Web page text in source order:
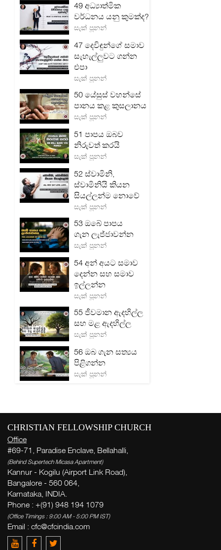
49 අධ්‍යාත්මික
වර්ධනය යනු කුමක්ද?
සැක් පූනන්
47 දෙවිඳුන්ගේ සමාව
සැහැල්ලුවට ගන්න
එපා
සැක් පූනන්
50 යේසුස් වහන්සේ
පානය කළ කුසලානය
සැක් පූනන්
51 පාපය ඔබව
නිරුවත් කරයි
සැක් පූනන්
52 ස්වාමිනි,
ස්වාමිනියි කියන
සියල්ලන්ම නොවේ
සැක් පූනන්
53 ඔබේ පාපය
ගැන ලැජ්ජාවන්න
සැක් පූනන්
54 අන් අයට සමාව
දෙන්න සහ සමාව
ඉල්ලන්න
සැක් පූනන්
55 ජීවමාන ඇදහිල්ල
සහ මළ ඇදහිල්ල
සැක් පූනන්
56 ඔබ ගැන සත්‍යය
පිළිගන්න
සැක් පූනන්
CHRISTIAN FELLOWSHIP CHURCH
Office
#69-71, Paradise Enclave, Bellahalli,
(Behind Supertech Micasa Apartment)
Kannur - Kogilu (Airport Link Road),
Bangalore - 560 064,
Karnataka, INDIA.
Phone : +(91) 948 194 1079
(Office Timings : 9:00 AM - 5:00 PM IST)
Email : cfc@cfcindia.com